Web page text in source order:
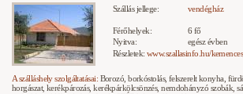
Szállás jellege: vendégház
Férőhelyek:
6 fő
Nyitva:
egész évben
Részletek: www.szallasinfo.hu/
A szálláshely szolgáltatásai: Borozó, borkóstolás, felszerelt konyha,
horgászat, kerékpározás, kerékpárkölcsönzés, nemdohányzó szobák,